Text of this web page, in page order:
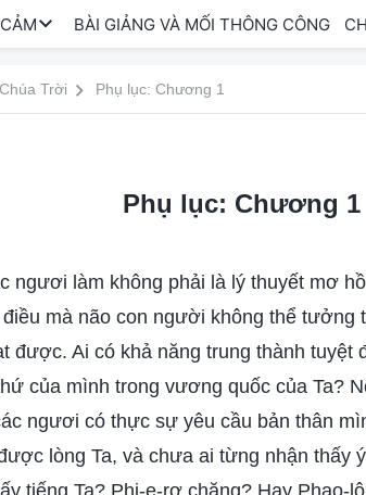
BÀI GIẢNG VÀ MỐI THÔNG CÔNG
Trời Phụ lục: Chương 1
Phụ lục: Chương 1
ngươi làm không phải là lý thuyết mơ
mà não con người không thể
được. Ai có khả năng trung thành tuyệt
của mình trong vương quốc của Ta?
ngươi có thực sự yêu cầu bản thân
lòng Ta, và chưa ai từng nhận thấy
tiếng Ta? Phi-e-rơ chăng? Hay Phao-